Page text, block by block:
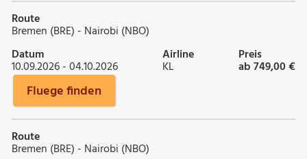
Route
Bremen (BRE) - Nairobi (NBO)
Datum
10.09.2026 - 04.10.2026
Airline
KL
Preis
ab 749,00 €
Fluege finden
Route
Bremen (BRE) - Nairobi (NBO)